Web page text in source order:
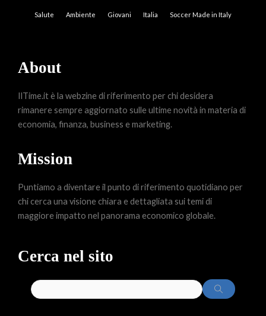
Salute Ambiente Giovani Italia Soccer Made in Italy
About
IlTime.it è la webzine di riferimento per chi desidera
rimanere sempre aggiornato sulle ultime novità in materia di
economia, finanza, business e marketing.
Mission
Puntiamo a diventare il punto di riferimento quotidiano per
chi cerca una visione chiara e dettagliata sui temi di
maggiore impatto nel panorama economico globale.
Cerca nel sito